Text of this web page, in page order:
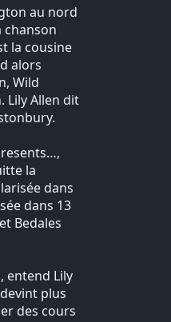
au nord
chanson
la cousine
alors
Wild
Lily Allen dit
la
dans
dans 13
Bedales
entend Lily
plus
des cours